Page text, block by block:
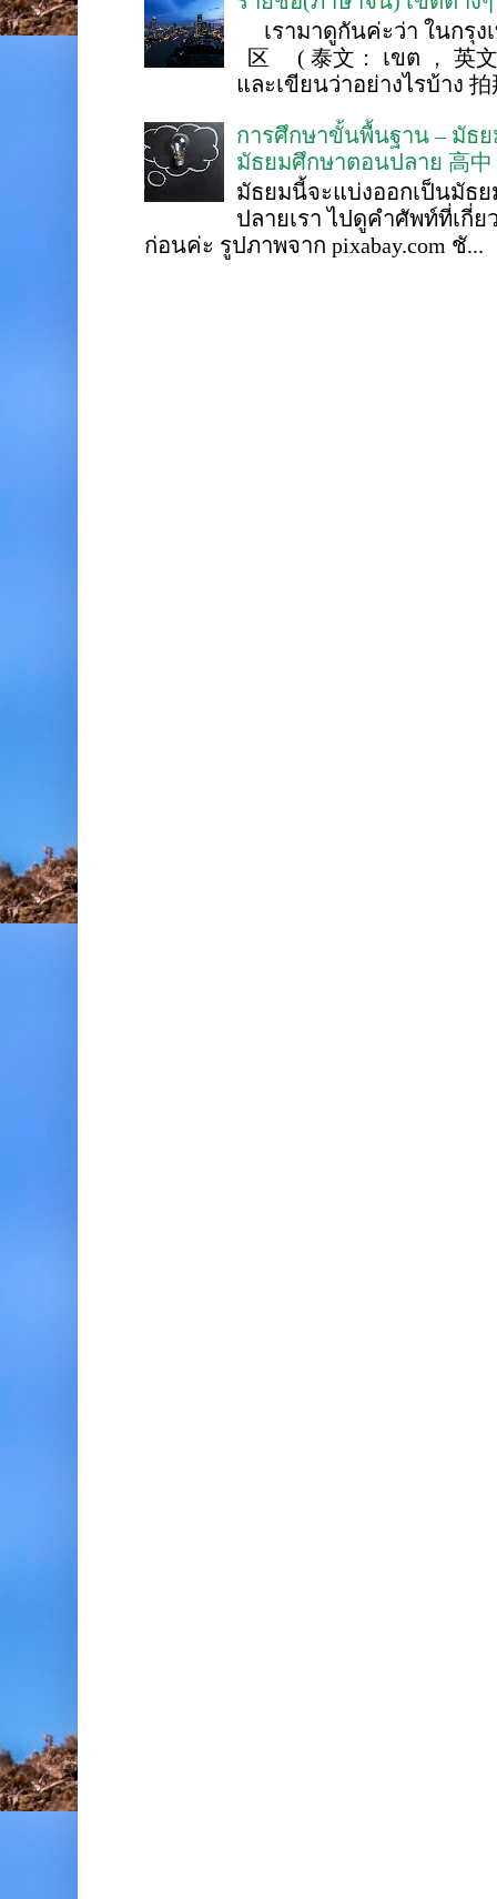
เรามาดูกันค่ะว่า ในกรุง
区 ( 泰文： เขต ， 英
และเขียนว่าอย่างไรบ้าง 拍
การศึกษาขั้นพื้นฐาน – มัธ
มัธยมศึกษาตอนปลาย 高中
มัธยมนี้จะแบ่งออกเป็นมัธ
ปลายเรา ไปดูคำศัพท์ที่เกี่
ก่อนค่ะ รูปภาพจาก pixabay.com ชั...